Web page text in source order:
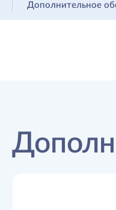
Дополнительное